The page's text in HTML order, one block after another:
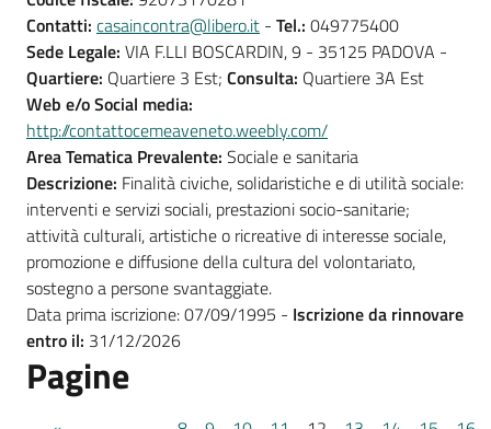
Contatti: casaincontra@libero.it - Tel.: 049775400
Sede Legale: VIA F.LLI BOSCARDIN, 9 - 35125 PADOVA -
Quartiere: Quartiere 3 Est; Consulta: Quartiere 3A Est
Web e/o Social media:
http://contattocemeaveneto.weebly.com/
Area Tematica Prevalente: Sociale e sanitaria
Descrizione: Finalità civiche, solidaristiche e di utilità sociale:
interventi e servizi sociali, prestazioni socio-sanitarie;
attività culturali, artistiche o ricreative di interesse sociale,
promozione e diffusione della cultura del volontariato,
sostegno a persone svantaggiate.
Data prima iscrizione: 07/09/1995 - Iscrizione da rinnovare
entro il: 31/12/2026
Pagine